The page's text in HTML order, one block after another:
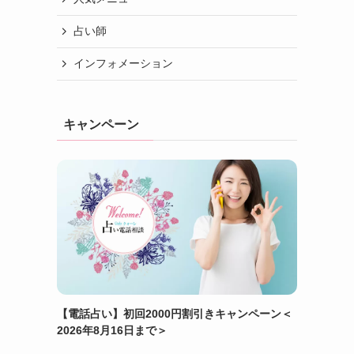
占い師
インフォメーション
キャンペーン
【電話占い】初回2000円割引きキャンペーン＜
2026年8月16日まで＞